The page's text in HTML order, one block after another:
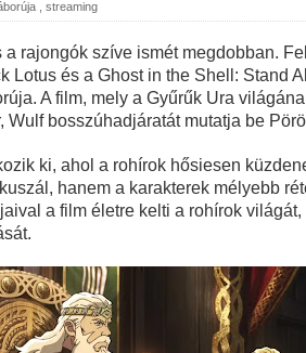
távozik a The Pitt 3. évadából!
(2026) - Kritika
- Kritika
legsötétebb titka kiderült – és
(2023) - Kritika
darabja: Sheridan végre
Monica Dutton sorsát? Meglepő
streaming
rajongók szíve ismét megdobban.
Lotus és a Ghost in the Shell: Stand
A film, mely a Gyűrűk Ura
bosszúhadjáratát mutatja be
ki, ahol a rohírok hősiesen
hanem a karakterek mélyebb
a film életre kelti a rohírok